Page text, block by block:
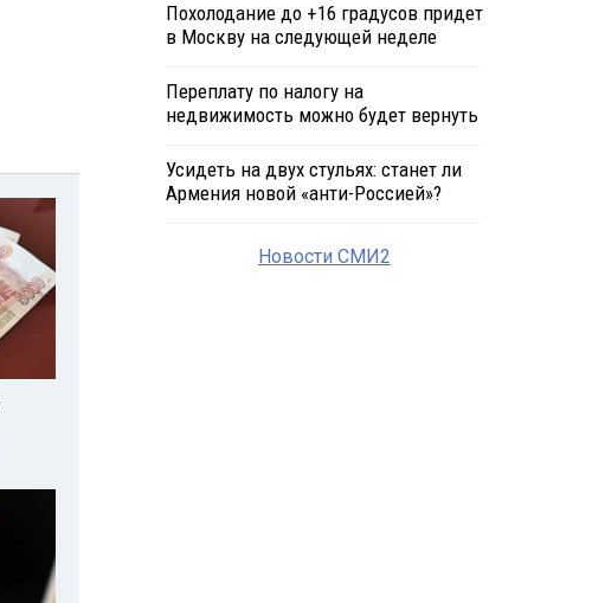
Похолодание до +16 градусов придет
в Москву на следующей неделе
Переплату по налогу на
недвижимость можно будет вернуть
Усидеть на двух стульях: станет ли
Армения новой «анти-Россией»?
Новости СМИ2